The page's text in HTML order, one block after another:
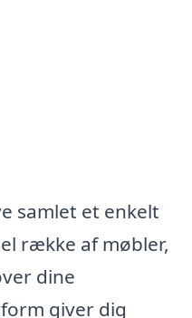
samlet et enkelt
række af møbler,
dine
giver dig